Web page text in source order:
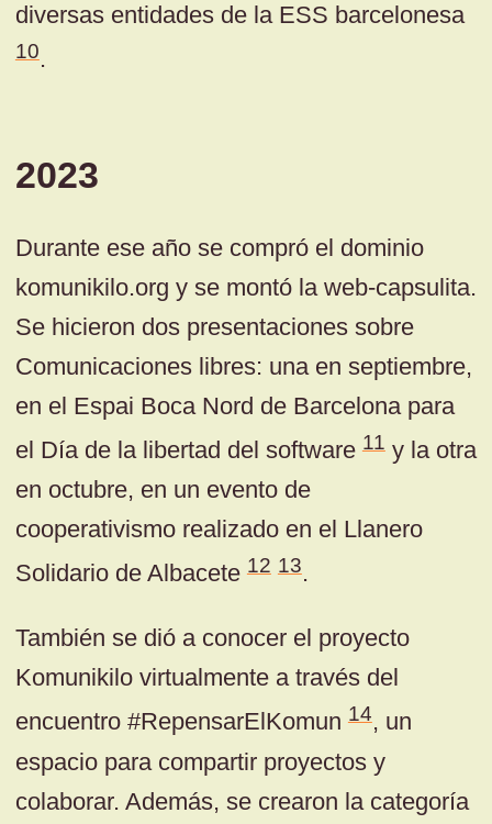
diversas entidades de la ESS barcelonesa
10.
2023
Durante ese año se compró el dominio
komunikilo.org y se montó la web-capsulita.
Se hicieron dos presentaciones sobre
Comunicaciones libres: una en septiembre,
en el Espai Boca Nord de Barcelona para
el Día de la libertad del software 11y la otra
en octubre, en un evento de
cooperativismo realizado en el Llanero
Solidario de Albacete 12 13.
También se dió a conocer el proyecto
Komunikilo virtualmente a través del
encuentro #RepensarElKomun 14, un
espacio para compartir proyectos y
colaborar. Además, se crearon la categoría